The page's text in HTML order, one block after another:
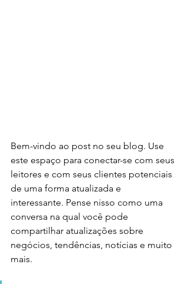
Bem-vindo ao post no seu blog. Use
este espaço para conectar-se com seus
leitores e com seus clientes potenciais
de uma forma atualizada e
interessante. Pense nisso como uma
conversa na qual você pode
compartilhar atualizações sobre
negócios, tendências, notícias e muito
mais.